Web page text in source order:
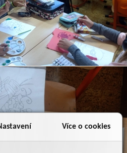
Více o cookies